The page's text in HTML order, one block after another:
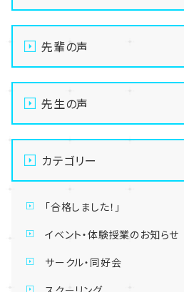
先輩の声
先生の声
カテゴリー
「合格しました！」
イベント・体験授業のお知らせ
サークル・同好会